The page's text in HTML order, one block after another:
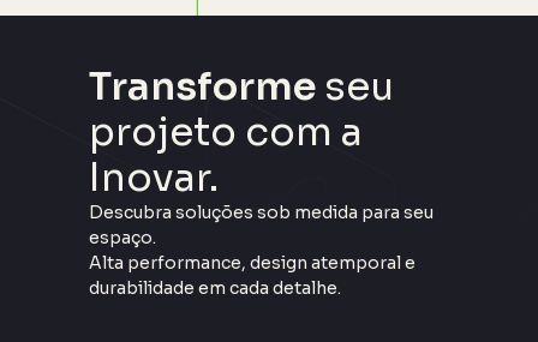
Transforme seu
projeto com a
Inovar.
Descubra soluções sob medida para seu
espaço.
Alta performance, design atemporal e
durabilidade em cada detalhe.